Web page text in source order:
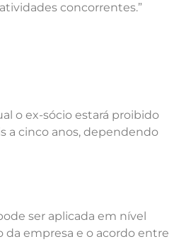
concorrentes.”
o ex-sócio estará proibido
a cinco anos, dependendo
ser aplicada em nível
da empresa e o acordo entre